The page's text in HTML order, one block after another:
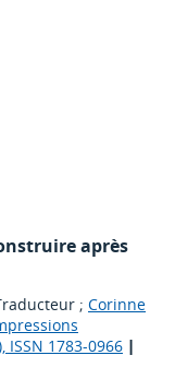
après
; Corinne
ISSN 1783-0966 |